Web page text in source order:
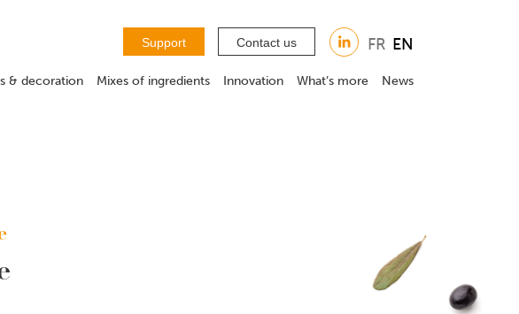
Support Contact us
& decoration Mixes of ingredients Innovation What’s more News